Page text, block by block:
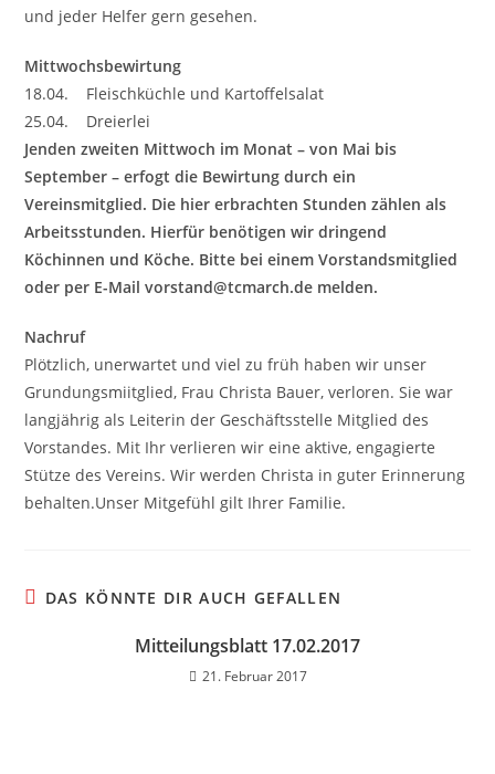
und jeder Helfer gern gesehen.
Mittwochsbewirtung
18.04. Fleischküchle und Kartoffelsalat
25.04. Dreierlei
Jenden zweiten Mittwoch im Monat – von Mai bis
September – erfogt die Bewirtung durch ein
Vereinsmitglied. Die hier erbrachten Stunden zählen als
Arbeitsstunden. Hierfür benötigen wir dringend
Köchinnen und Köche. Bitte bei einem Vorstandsmitglied
oder per E-Mail vorstand@tcmarch.de melden.
Nachruf
Plötzlich, unerwartet und viel zu früh haben wir unser
Grundungsmiitglied, Frau Christa Bauer, verloren. Sie war
langjährig als Leiterin der Geschäftsstelle Mitglied des
Vorstandes. Mit Ihr verlieren wir eine aktive, engagierte
Stütze des Vereins. Wir werden Christa in guter Erinnerung
behalten.Unser Mitgefühl gilt Ihrer Familie.
DAS KÖNNTE DIR AUCH GEFALLEN
Mitteilungsblatt 17.02.2017
21. Februar 2017